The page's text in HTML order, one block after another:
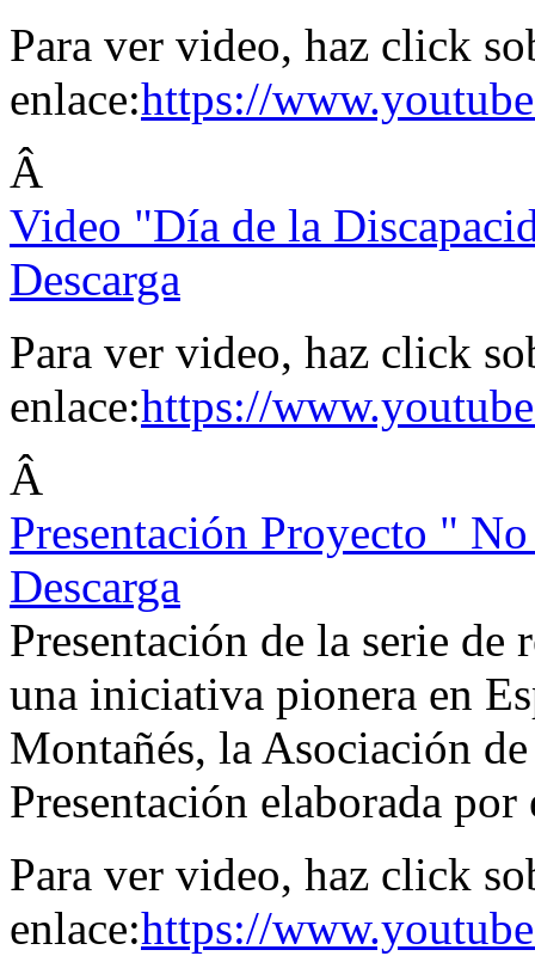
Para ver video, haz click
enlace:https://
Â
Video "Día de la
Descarga
Para ver video, haz click
enlace:https://
Â
Presentación Proyecto "
Descarga
Presentación de la serie de
una iniciativa pionera en
Montañés, la Asociación
Presentación elaborada
Para ver video, haz click
enlace:https://